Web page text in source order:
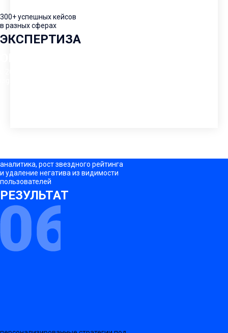
300+ успешных кейсов
в разных сферах
ЭКСПЕРТИЗА
аналитика, рост звездного рейтинга
и удаление негатива из видимости
пользователей
РЕЗУЛЬТАТ